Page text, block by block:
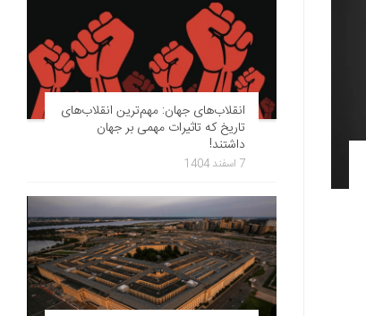
انقلاب‌های جهان: مهم‌ترین انقلاب‌های
تاریخ که تاثیرات مهمی بر جهان
داشتند!
7 اسفند 1404